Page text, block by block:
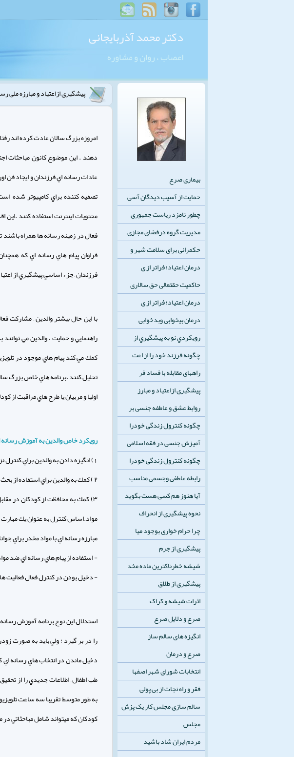
دکتر محمد آذربایجانی
اعصاب ، روان و مشاوره
پیشگیری ازاعتیاد و مبارزه
امروزه بزرگ سالان عادت كرده اند
دهند . اين موضوع كانون مباحثات
تصفيه كننده براي كامپيوتر شده
محتويات اينترنت استفاده كنند
فعال در زمينه رسانه ها همراه
فراوان پيام هاي رسانه اي كه
فرزندان , جز ء اساسي پيشگيري از
با اين حال بيشتر والدين , مشاركت
راهنمايي و حمايت ، والدين مي
كمك مي كند پيام هاي موجود در
تحليل كنند .برنامه هاي خاص بزرگ
اوليا و مربيان يا طرح هاي مراقبت از
رويكرد خاص والدين به آموزش
1) انگيزه دادن به والدين براي كنترل نزديكتر ميزان استفاده فرزند آن ها از رسانه ها
۲ ) كمك به والدين براي استفاده از بحث هاي مربوط به محتواي رسان هها براي پيشبرد الگوهاي سالم ارتباط
۳) كمك به محافظت از كودكان در
مواد.اساس كنترل به عنوان يك مهارت
مبارزه رسانه اي با مواد مخدر براي
- استفاده از پيام هاي رسانه اي ضد
- دخيل بودن در كنترل فعال فعاليت
استدلال اين نوع برنامه آموزش
را در بر گيرد ؛ ولي بايد به صورت
دخيل ماندن در انتخاب هاي رسانه
طب اطفال , اطلاعات جديدي را از
به طور متوسط تقريبا سه ساعت
كودكان كه ميتواند شامل مباحثاتي
بیماری صرع
حمایت از آسیب دیدگان آسی
چطور نامزد ریاست جمهوری
مدیریت گروه درفضای مجازی
حکمرانی برای سلامت شهر و
درمان اعتیاد؛ فراتر از ی
حاکمیت حقتعالی حق سالاری
درمان اعتیاد؛ فراتر از ی
درمان بیخوابی وبدخوابی
رويكردي نو به پيشگيري از
چگونه فرزند خود را از اعت
راههای مقابله با فساد فر
پیشگیری ازاعتیاد و مبارز
روابط عشق و عاطفه جنسی بر
چگونه کنترول زندگی خودرا
آمیزش جنسی در فقه اسلامی
چگونه کنترول زندگی خودرا
رابطه عاطفی وجسمی مناسب
آیا هنوز هم کسی هست بگوید
نحوه پیشگیری از انحراف
چرا حرام خواری بوجود میا
پیشگیری از جرم
شیشه خطرناکترین ماده مخد
پیشگیری از طلاق
اثرات شیشه و کراک
صرع و دلایل صرع
انگیزه های سالم ساز
صرع و درمان
انتخابات شورای شهر اصفها
فقر و راه نجات از بی پولی
سالم سازی مجلس کار یک پزش
مجلس
مردم ایران شاد باشید